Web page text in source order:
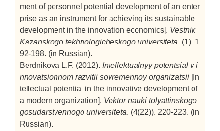
ment of personnel potential development of an enter
prise as an instrument for achieving its sustainable
development in the innovation economics]. Vestnik
Kazanskogo tekhnologicheskogo universiteta. (1). 1
92-198. (in Russian).
Berdnikova L.F. (2012). Intellektualnyy potentsial v i
nnovatsionnom razvitii sovremennoy organizatsii [In
tellectual potential in the innovative development of
a modern organization]. Vektor nauki tolyattinskogo
gosudarstvennogo universiteta. (4(22)). 220-223. (in
Russian).